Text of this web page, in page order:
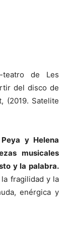
de Les
del disco de
(2019. Satelite
y Helena
musicales
y la palabra.
fragilidad y la
enérgica y